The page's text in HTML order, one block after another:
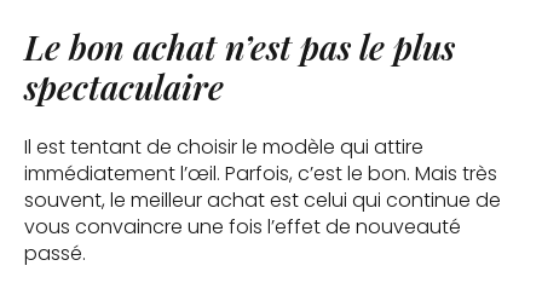
Le bon achat n’est pas le plus
spectaculaire
Il est tentant de choisir le modèle qui attire
immédiatement l’œil. Parfois, c’est le bon. Mais très
souvent, le meilleur achat est celui qui continue de
vous convaincre une fois l’effet de nouveauté
passé.